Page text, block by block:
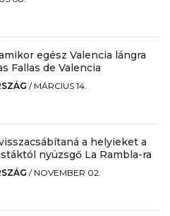
egész Valencia lángra
Fallas de Valencia
/ MÁRCIUS 14.
a helyieket a
nyüzsgő La Rambla-ra
/ NOVEMBER 02.